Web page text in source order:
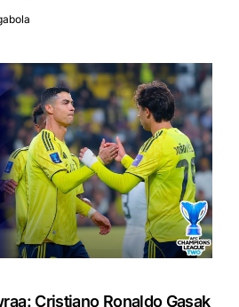
Cristiano Ronaldo Gasak